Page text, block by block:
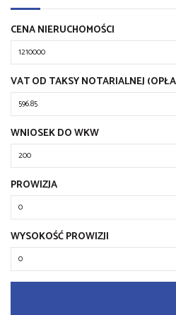
CENA NIERUCHOMOŚCI
VAT OD TAKSY NOTARIALNEJ
WNIOSEK DO WKW
PROWIZJA
WYSOKOŚĆ PROWIZJI